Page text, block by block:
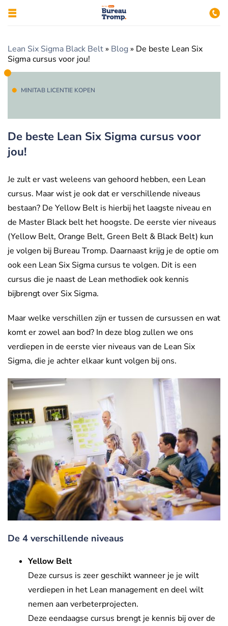
Lean Six Sigma Black Belt » Blog » De beste Lean Six
Sigma cursus voor jou!
MINITAB LICENTIE KOPEN
De beste Lean Six Sigma cursus voor
jou!
Je zult er vast weleens van gehoord hebben, een Lean
cursus. Maar wist je ook dat er verschillende niveaus
bestaan? De Yellow Belt is hierbij het laagste niveau en
de Master Black belt het hoogste. De eerste vier niveaus
(Yellow Belt, Orange Belt, Green Belt & Black Belt) kun
je volgen bij Bureau Tromp. Daarnaast krijg je de optie om
ook een Lean Six Sigma cursus te volgen. Dit is een
cursus die je naast de Lean methodiek ook kennis
bijbrengt over Six Sigma.
Maar welke verschillen zijn er tussen de cursussen en wat
komt er zowel aan bod? In deze blog zullen we ons
verdiepen in de eerste vier niveaus van de Lean Six
Sigma, die je achter elkaar kunt volgen bij ons.
De 4 verschillende niveaus
Yellow Belt
Deze cursus is zeer geschikt wanneer je je wilt
verdiepen in het Lean management en deel wilt
nemen aan verbeterprojecten.
Deze eendaagse cursus brengt je kennis bij over de